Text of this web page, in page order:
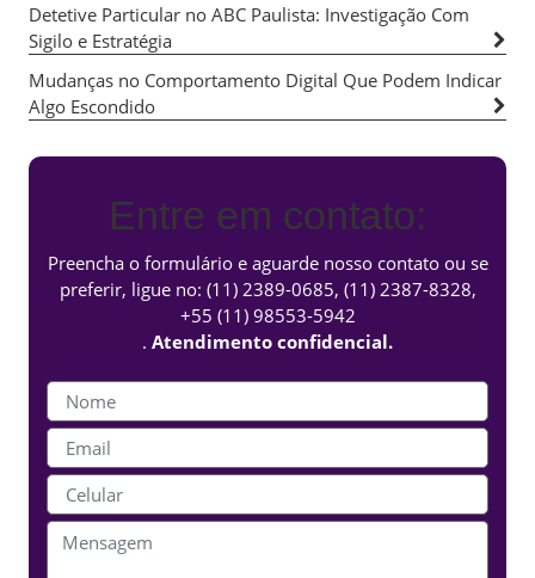
Detetive Particular no ABC Paulista: Investigação Com
Sigilo e Estratégia
Mudanças no Comportamento Digital Que Podem Indicar
Algo Escondido
Entre em contato:
Preencha o formulário e aguarde nosso contato ou se
preferir, ligue no: (11) 2389-0685, (11) 2387-8328,
+55 (11) 98553-5942
. Atendimento confidencial.